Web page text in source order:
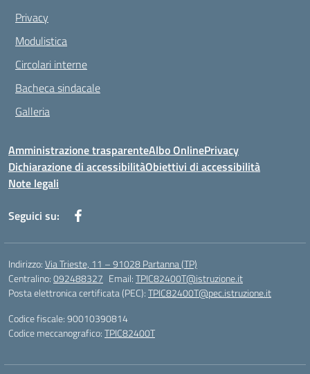
Privacy
Modulistica
Circolari interne
Bacheca sindacale
Galleria
Amministrazione trasparenteAlbo OnlinePrivacy
Dichiarazione di accessibilitàObiettivi di accessibilità
Note legali
Seguici su:
Indirizzo:Via Trieste, 11 – 91028 Partanna (TP)
Centralino:092488327 Email:TPIC82400T@istruzione.it
Posta elettronica certificata (PEC):TPIC82400T@pec.istruzione.it
Codice fiscale: 90010390814
Codice meccanografico:TPIC82400T